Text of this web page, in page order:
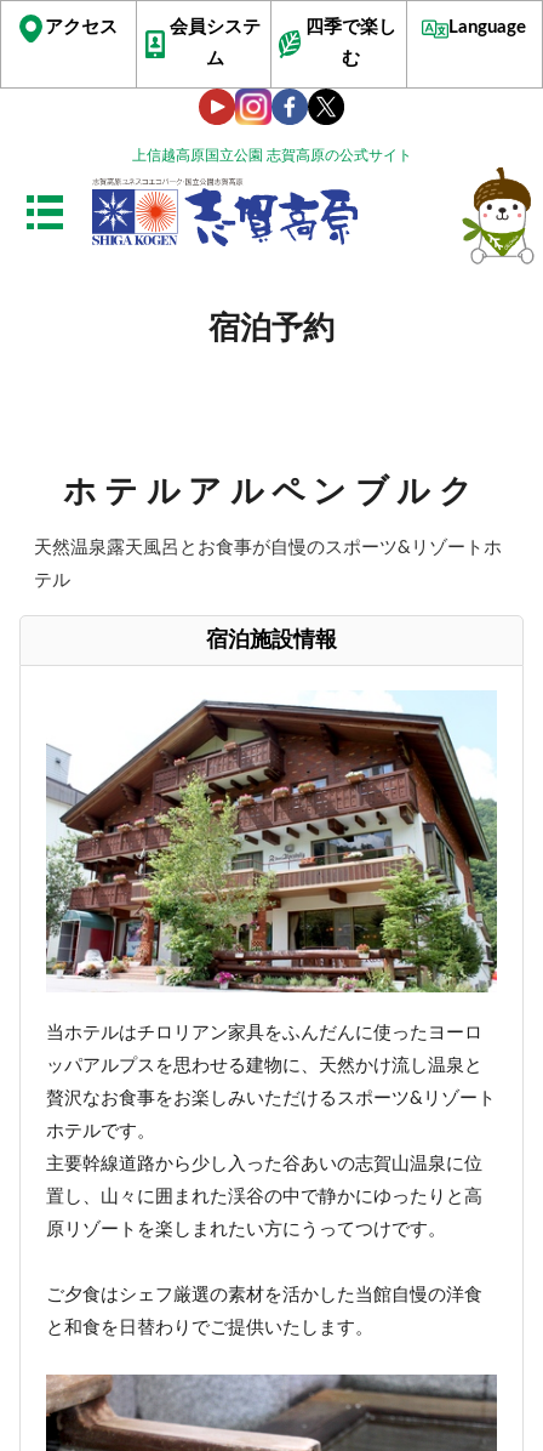
上信越高原国立公園 志賀高原の公式サイト
アクセス
会員システ
ム
四季で楽し
む
Language
宿泊予約
ホテルアルペンブルク
天然温泉露天風呂とお食事が自慢のスポーツ&リゾートホ
テル
宿泊施設情報
当ホテルはチロリアン家具をふんだんに使ったヨーロ
ッパアルプスを思わせる建物に、天然かけ流し温泉と
贅沢なお食事をお楽しみいただけるスポーツ&リゾート
ホテルです。
主要幹線道路から少し入った谷あいの志賀山温泉に位
置し、山々に囲まれた渓谷の中で静かにゆったりと高
原リゾートを楽しまれたい方にうってつけです。
ご夕食はシェフ厳選の素材を活かした当館自慢の洋食
と和食を日替わりでご提供いたします。